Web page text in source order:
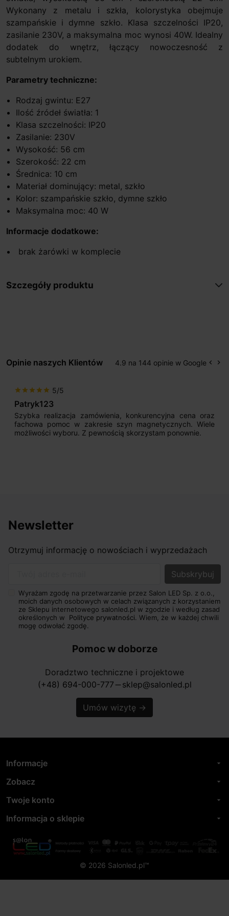
Wykonany z metalu i szkła, kolorystyka obejmuje
szampańskie i dymne szkło. Klasa szczelności IP20,
zasilanie 230V, a maksymalna moc wynosi 40W. Idealny
dodatek do wnętrz, łączący nowoczesność z
subtelnym urokiem.
Parametry techniczne:
Rodzaj gwintu: E27
Ilość źródeł światła: 1
Klasa szczelności: IP20
Zasilanie: 230V
Wysokość: 56 cm
Szerokość: 22 cm
Średnica: 10 cm
Materiał dominujący: metal, szkło
Kolor: szampańskie szkło, dymne szkło
Maksymalna moc: 40 W
Informacje dodatkowe:
brak żarówki w komplecie
Szczegóły produktu
Opinie naszych Klientów 4.9 na 144 opinie w Google keyboard_arrow_left keyboard_arrow_right
star star star star star 5/5
Patryk123
Szybka realizacja zamówienia, konkurencyjna cena oraz
fachowa pomoc w zakresie szyn magnetycznych. Wiele
możliwości wyboru. Z pewnością skorzystam ponownie.
Newsletter
Otrzymuj informację o nowościach i wyprzedażach
Wyrażam zgodę na przetwarzanie przez Salon LED Sp. z o.o.,
moich danych osobowych w celach związanych z korzystaniem
ze Sklepu internetowego salonled.pl w zgodzie i według zasad
określonych w Polityce prywatności. Wiem, że w każdej chwili
mogę odwołać zgodę.
Pomoc w doborze
Doradztwo techniczne i projektowe
(+48) 694-000-777 horizontal_rule sklep@salonled.pl
Umów wizytę →
Informacje arrow_drop_down
Zobacz arrow_drop_down
Twoje konto arrow_drop_down
Informacja o sklepie arrow_drop_down
© 2026 Salonled.pl™